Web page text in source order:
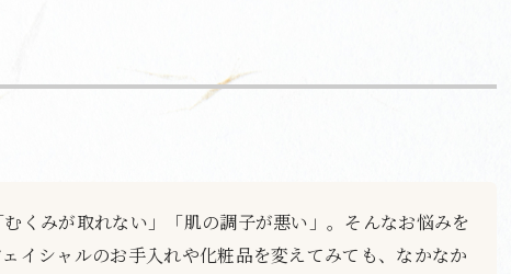
くみが取れない」「肌の調子が悪い」。そんなお悩みを
イシャルのお手入れや化粧品を変えてみても、なかなか